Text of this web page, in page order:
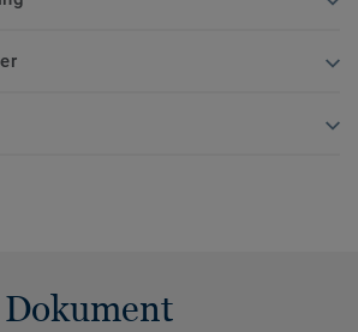
Dokument